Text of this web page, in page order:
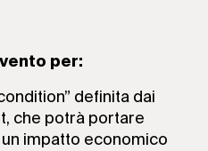
per:
definita dai
che potrà portare
impatto economico